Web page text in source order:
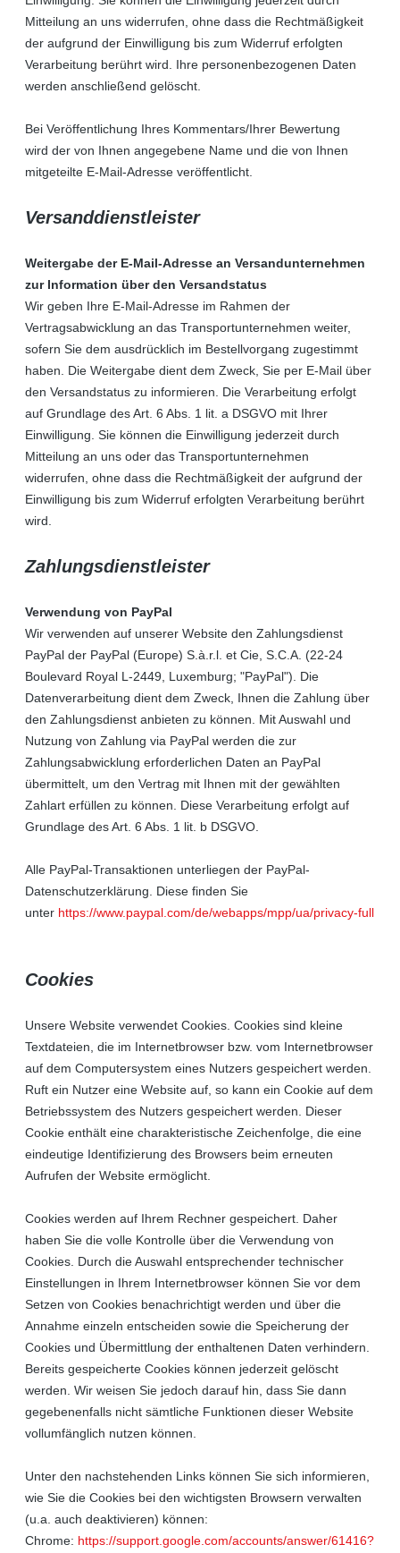
Mitteilung an uns widerrufen, ohne dass die Rechtmäßigkeit
der aufgrund der Einwilligung bis zum Widerruf erfolgten
Verarbeitung berührt wird. Ihre personenbezogenen Daten
werden anschließend gelöscht.
Bei Veröffentlichung Ihres Kommentars/Ihrer Bewertung
wird der von Ihnen angegebene Name und die von Ihnen
mitgeteilte E-Mail-Adresse veröffentlicht.
Versanddienstleister
Weitergabe der E-Mail-Adresse an Versandunternehmen
zur Information über den Versandstatus
Wir geben Ihre E-Mail-Adresse im Rahmen der
Vertragsabwicklung an das Transportunternehmen weiter,
sofern Sie dem ausdrücklich im Bestellvorgang zugestimmt
haben. Die Weitergabe dient dem Zweck, Sie per E-Mail über
den Versandstatus zu informieren. Die Verarbeitung erfolgt
auf Grundlage des Art. 6 Abs. 1 lit. a DSGVO mit Ihrer
Einwilligung. Sie können die Einwilligung jederzeit durch
Mitteilung an uns oder das Transportunternehmen
widerrufen, ohne dass die Rechtmäßigkeit der aufgrund der
Einwilligung bis zum Widerruf erfolgten Verarbeitung berührt
wird.
Zahlungsdienstleister
Verwendung von PayPal
Wir verwenden auf unserer Website den Zahlungsdienst
PayPal der PayPal (Europe) S.à.r.l. et Cie, S.C.A. (22-24
Boulevard Royal L-2449, Luxemburg; "PayPal"). Die
Datenverarbeitung dient dem Zweck, Ihnen die Zahlung über
den Zahlungsdienst anbieten zu können. Mit Auswahl und
Nutzung von Zahlung via PayPal werden die zur
Zahlungsabwicklung erforderlichen Daten an PayPal
übermittelt, um den Vertrag mit Ihnen mit der gewählten
Zahlart erfüllen zu können. Diese Verarbeitung erfolgt auf
Grundlage des Art. 6 Abs. 1 lit. b DSGVO.
Alle PayPal-Transaktionen unterliegen der PayPal-
Datenschutzerklärung. Diese finden Sie
unter https://www.paypal.com/de/webapps/mpp/ua/privacy-full
Cookies
Unsere Website verwendet Cookies. Cookies sind kleine
Textdateien, die im Internetbrowser bzw. vom Internetbrowser
auf dem Computersystem eines Nutzers gespeichert werden.
Ruft ein Nutzer eine Website auf, so kann ein Cookie auf dem
Betriebssystem des Nutzers gespeichert werden. Dieser
Cookie enthält eine charakteristische Zeichenfolge, die eine
eindeutige Identifizierung des Browsers beim erneuten
Aufrufen der Website ermöglicht.
Cookies werden auf Ihrem Rechner gespeichert. Daher
haben Sie die volle Kontrolle über die Verwendung von
Cookies. Durch die Auswahl entsprechender technischer
Einstellungen in Ihrem Internetbrowser können Sie vor dem
Setzen von Cookies benachrichtigt werden und über die
Annahme einzeln entscheiden sowie die Speicherung der
Cookies und Übermittlung der enthaltenen Daten verhindern.
Bereits gespeicherte Cookies können jederzeit gelöscht
werden. Wir weisen Sie jedoch darauf hin, dass Sie dann
gegebenenfalls nicht sämtliche Funktionen dieser Website
vollumfänglich nutzen können.
Unter den nachstehenden Links können Sie sich informieren,
wie Sie die Cookies bei den wichtigsten Browsern verwalten
(u.a. auch deaktivieren) können:
Chrome: https://support.google.com/accounts/answer/61416?